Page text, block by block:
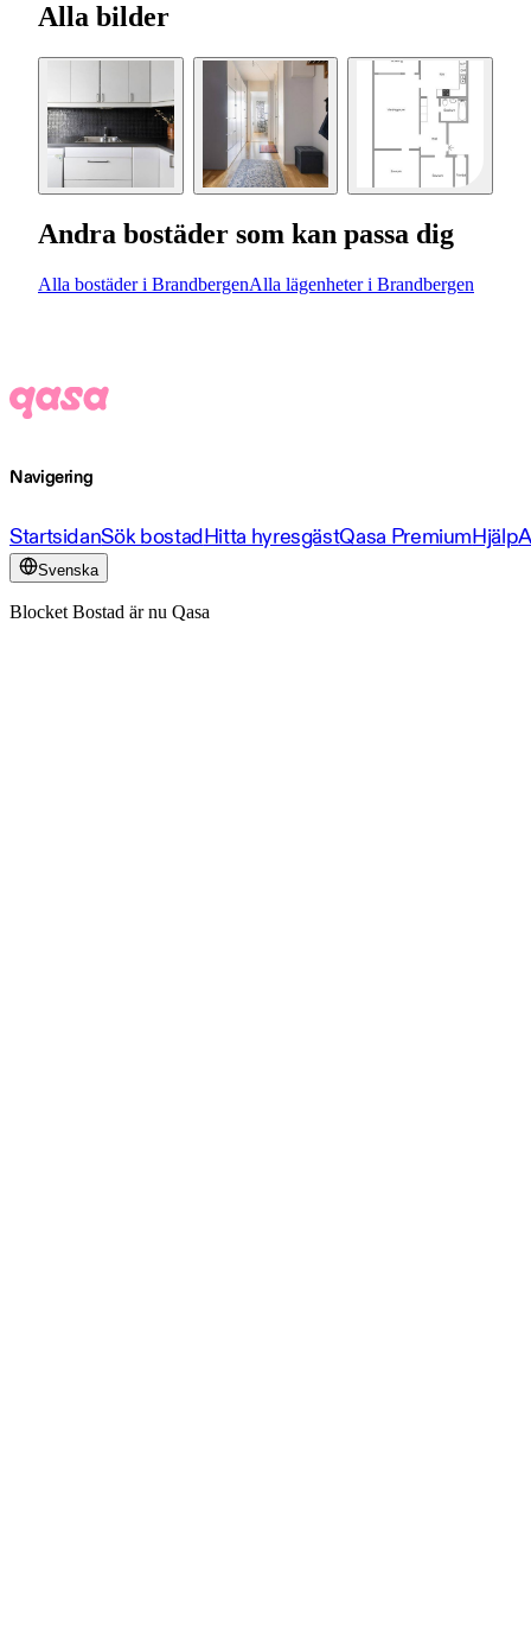
Alla bilder
Andra bostäder som kan passa dig
Alla bostäder i BrandbergenAlla lägenheter i Brandbergen
Navigering
StartsidanSök bostadHitta hyresgästQasa PremiumHjälp
Svenska
Blocket Bostad är nu Qasa